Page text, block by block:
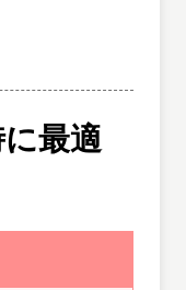
最適